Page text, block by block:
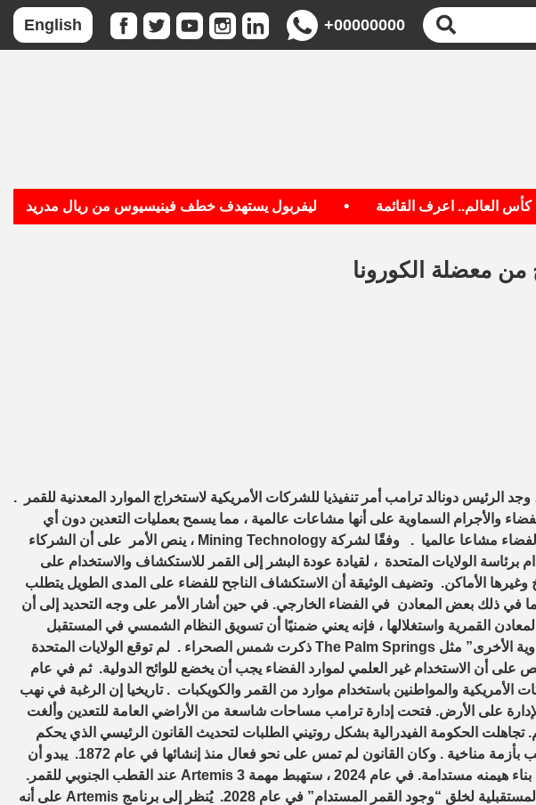
+00000000
English
اعرف القائمة • ليفربول يستهدف خطف فينيسيوس من ريال مدريد •
من معضلة الكورونا
عالمي ، وجد الرئيس دونالد ترامب أمر تنفيذيا للشركات الأمريكية لاستخراج الموارد المعدنية للقمر .
والأجرام السماوية على أنها مشاعات عالمية ، مما يسمح بعمليات التعدين دون أي
معاهدات دولية . والولايات المتحدة لا تعتبر الفضاء مشاعا عالميا . وفقًا لشركة Mining Technology ، ينص الأمر على أن الشركاء
برئاسة الولايات المتحدة ، لقيادة عودة البشر إلى القمر للاستكشاف والاستخدام على
وغيرها الأماكن. وتضيف الوثيقة أن الاستكشاف الناجح للفضاء على المدى الطويل يتطلب
بما في ذلك بعض المعادن في الفضاء الخارجي. في حين أشار الأمر على وجه التحديد إلى أن
القمرية واستغلالها ، فإنه يعني ضمنيًا أن تسويق النظام الشمسي في المستقبل
سيطبق على “القمر والمريخ والأجرام السماوية الأخرى” مثل The Palm Springs ذكرت شمس الصحراء . لم توقع الولايات المتحدة
القمر لعام 1979 ، والتي تنص على أن الاستخدام غير العلمي لموارد الفضاء يجب أن يخضع للوائح الدولية. ثم في عام
الأمريكية والمواطنين باستخدام موارد من القمر والكويكبات . تاريخيا إن الرغبة في نهب
على الأرض. فتحت إدارة ترامب مساحات شاسعة من الأراضي العامة للتعدين وألغت
تجاهلت الحكومة الفيدرالية بشكل روتيني الطلبات لتحديث القانون الرئيسي الذي يحكم
تعدين الصخور الصلبة ، حتى مع اعتناء الكوكب بأزمة مناخية . وكان القانون لم تمس على نحو فعال منذ إنشائها في عام 1872. يبدو أن
مصالح الولايات المتحدة في القمر تدور حول بناء هيمنه مستدامة. في عام 2024 ، ستهبط مهمة Artemis 3 عند القطب الجنوبي للقمر.
فإن وكالة ناسا لديها خطط لبعثات أرتميس المستقبلية لخلق “وجود القمر المستدام” في عام 2028. يُنظر إلى برنامج Artemis على أنه